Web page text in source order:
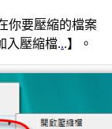
你要壓縮的檔案
入壓縮檔...】。